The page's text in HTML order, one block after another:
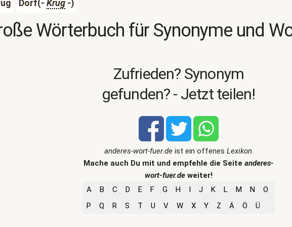
Dorf(- Krug-)
Wörterbuch für Synonyme und
Zufrieden? Synonym
gefunden? - Jetzt teilen!
anderes-wort-fuer.deist ein offenes Lexikon.
Mache auch Du mit und empfehle die Seite anderes-
wort-fuer.de weiter!
A
B C D E F G H I J K L M N
O
P
Q R S T U V W X Y Z Ä Ö Ü